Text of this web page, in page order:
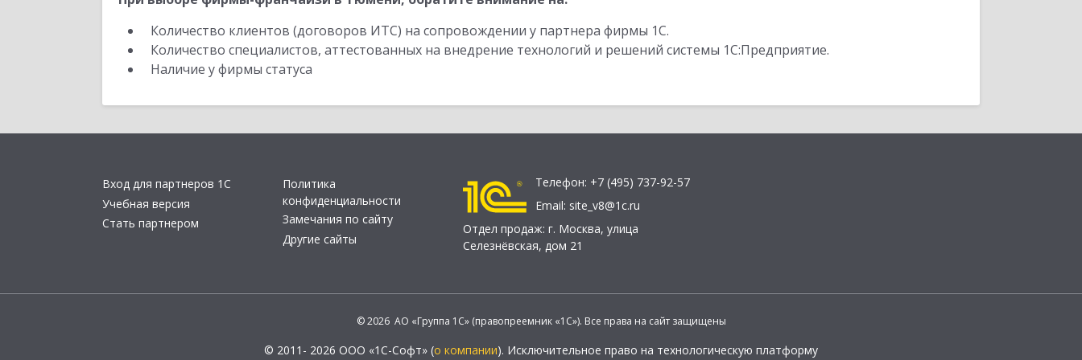
Количество клиентов (договоров ИТС) на сопровождении у партнера фирмы 1С.
Количество специалистов, аттестованных на внедрение технологий и решений системы 1С:Предприятие.
Наличие у фирмы статуса
Вход для партнеров 1С
Учебная версия
Стать партнером
Политика
конфиденциальности
Замечания по сайту
Другие сайты
Телефон: +7 (495) 737-92-57
Email: site_v8@1c.ru
Отдел продаж: г. Москва, улица
Селезнёвская, дом 21
© 2026 АО «Группа 1С» (правопреемник «1С»). Все права на сайт защищены
© 2011- 2026 ООО «1С-Софт» (о компании). Исключительное право на технологическую платформу